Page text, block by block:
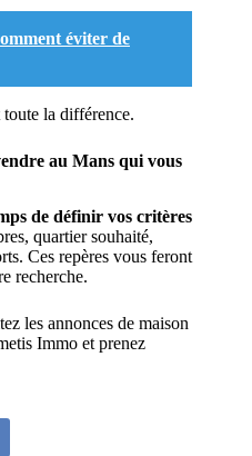
éviter de
la différence.
au Mans qui vous
de définir vos critères
quartier souhaité,
Ces repères vous feront
recherche.
les annonces de maison
Immo et prenez